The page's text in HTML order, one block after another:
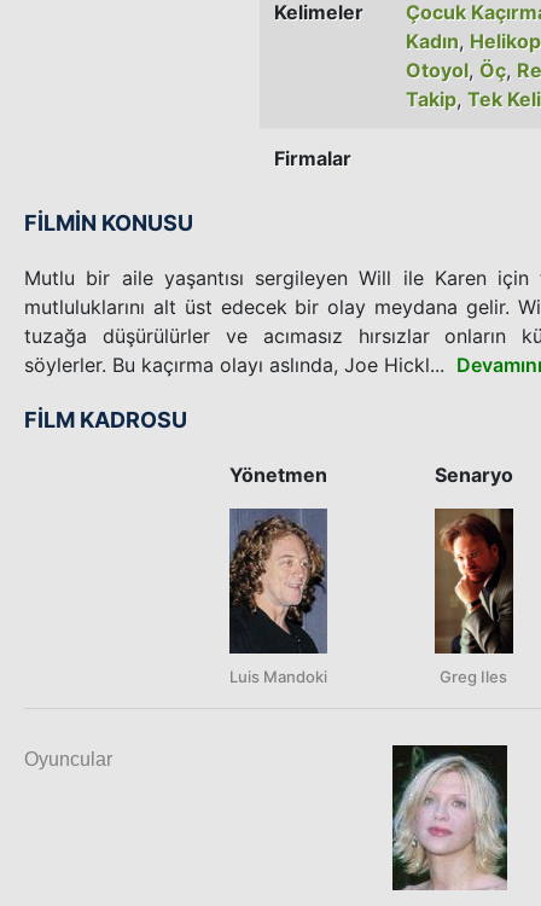
Kelimeler
Çocuk
Kadın,
Otoyol, Öç,
Takip, Tek
Firmalar
FİLMİN KONUSU
Mutlu bir aile yaşantısı sergileyen Will ile Karen için
mutluluklarını alt üst edecek bir olay meydana gelir.
tuzağa düşürülürler ve acımasız hırsızlar onların
söylerler. Bu kaçırma olayı aslında, Joe Hickl...
FİLM KADROSU
Yönetmen
Luis Mandoki
Senaryo
Greg Iles
Oyuncular